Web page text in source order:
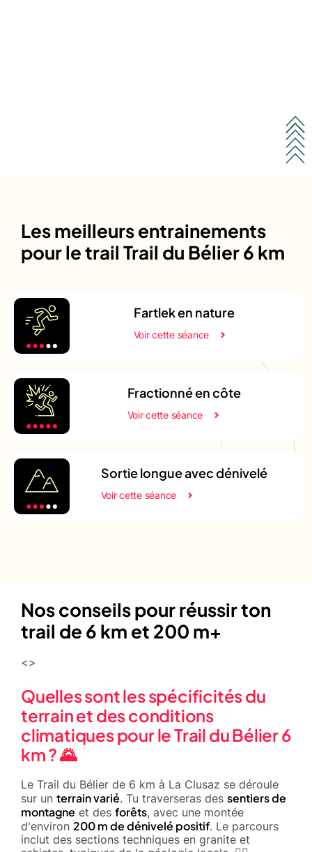
Les meilleurs entrainements
pour le trail Trail du Bélier 6 km
Fartlek en nature
Voir cette séance
Fractionné en côte
Voir cette séance
Sortie longue avec dénivelé
Voir cette séance
Nos conseils pour réussir ton
trail de 6 km et 200 m+
<>
Quelles sont les spécificités du
terrain et des conditions
climatiques pour le Trail du Bélier 6
km ? 🌄
Le Trail du Bélier de 6 km à La Clusaz se déroule
sur un terrain varié. Tu traverseras des sentiers de
montagne et des forêts, avec une montée
d'environ 200 m de dénivelé positif. Le parcours
inclut des sections techniques en granite et